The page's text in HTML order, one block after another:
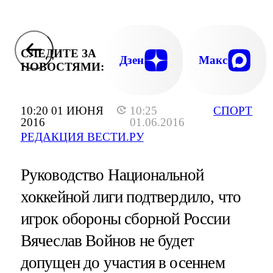
10:20 01 ИЮНЯ
2016
10:25
01.06.2016
РЕДАКЦИЯ ВЕСТИ.РУ
СПОРТ
СЛЕДИТЕ ЗА
НОВОСТЯМИ:
Дзен Макс
Руководство Национальной
хоккейной лиги подтвердило, что
игрок обороны сборной России
Вячеслав Войнов не будет
допущен до участия в осеннем